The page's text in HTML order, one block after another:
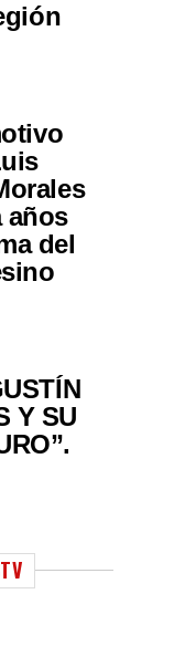
años
del
Y SU